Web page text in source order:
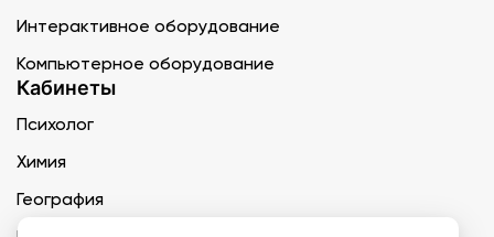
Интерактивное оборудование
Компьютерное оборудование
Кабинеты
Психолог
Химия
География